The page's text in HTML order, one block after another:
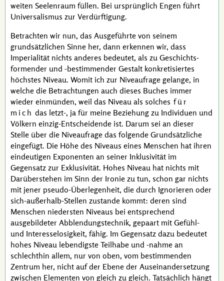
weiten Seelenraum füllen. Bei ursprünglich Engen führt
Universalismus zur Verdürftigung.
Betrachten wir nun, das Ausgeführte von seinem
grundsätzlichen Sinne her, dann erkennen wir, dass
Imperialität nichts anderes bedeutet, als zu Geschichts-
formender und -bestimmender Gestalt konkretisiertes
höchstes Niveau. Womit ich zur Niveaufrage gelange, in
welche die Betrachtungen auch dieses Buches immer
wieder einmünden, weil das Niveau als solches für
mich das letzt-, ja für meine Beziehung zu Individuen und
Völkern einzig-Entscheidende ist. Darum sei an dieser
Stelle über die Niveaufrage das folgende Grundsätzliche
eingefügt. Die Höhe des Niveaus eines Menschen hat ihren
eindeutigen Exponenten an seiner Inklusivität im
Gegensatz zur Exklusivität. Hohes Niveau hat nichts mit
Darüberstehen im Sinn der Ironie zu tun, schon gar nichts
mit jener pseudo-Überlegenheit, die durch Ignorieren oder
sich-außerhalb-Stellen zustande kommt: deren sind
Menschen niedersten Niveaus bei entsprechend
ausgebildeter Abblendungstechnik, gepaart mit Gefühl-
und Interesselosigkeit, fähig. Im Gegensatz dazu bedeutet
hohes Niveau lebendigste Teilhabe und -nahme an
schlechthin allem, nur von oben, vom bestimmenden
Zentrum her, nicht auf der Ebene der Auseinandersetzung
zwischen Elementen von gleich zu gleich. Tatsächlich hängt